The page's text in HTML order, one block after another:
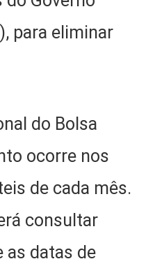
para eliminar
do Bolsa
ocorre nos
de cada mês.
consultar
as datas de